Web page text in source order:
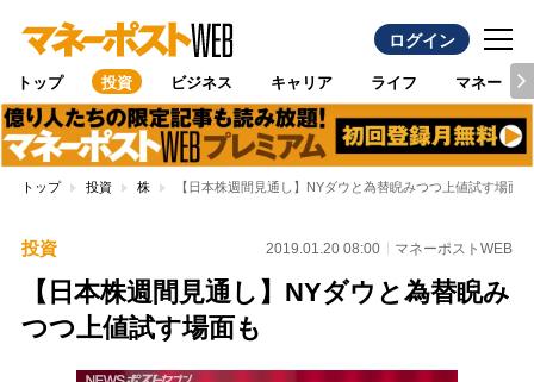
ログイン
トップ 投資 ビジネス キャリア ライフ マネー
トップ 投資 株 【日本株週間見通し】NYダウと為替睨みつつ上値試す場面も
投資 2019.01.20 08:00 マネーポストWEB
【日本株週間見通し】NYダウと為替睨み
つつ上値試す場面も